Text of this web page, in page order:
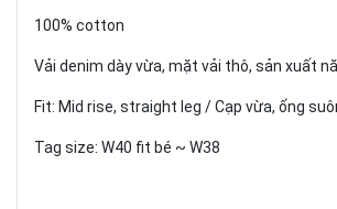
100% cotton
Vải denim dày vừa, mặt vải thô, sản xuất
Fit: Mid rise, straight leg / Cạp vừa, ống
Tag size: W40 fit bé ~ W38